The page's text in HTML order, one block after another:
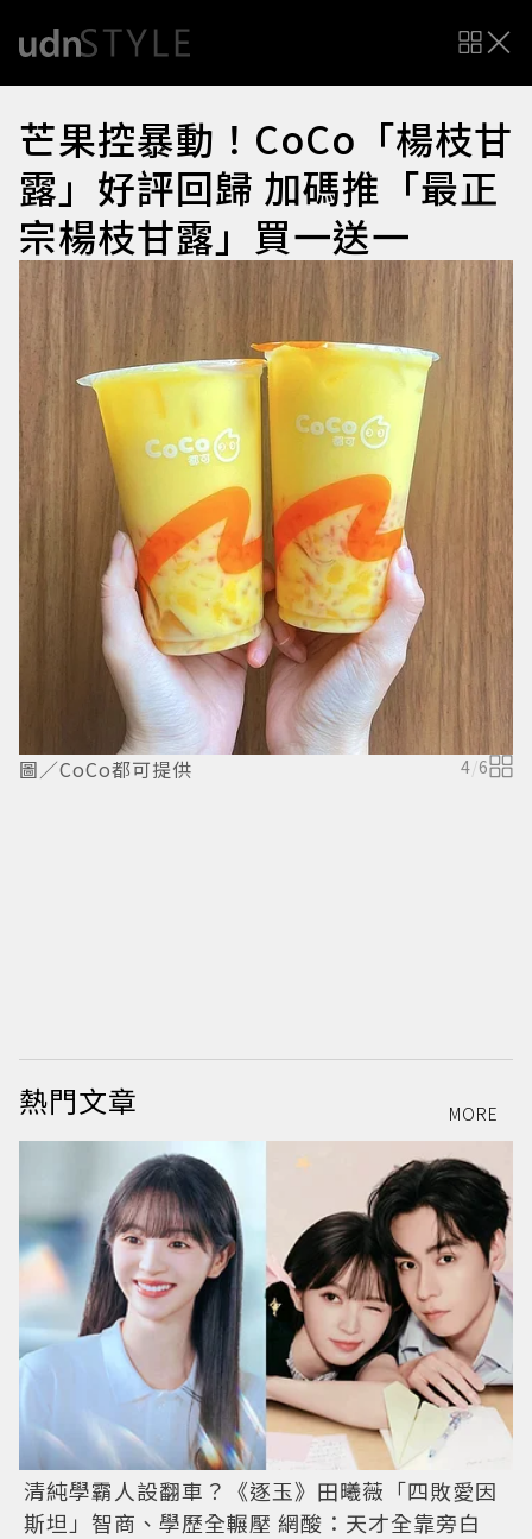
芒果控暴動！CoCo「楊枝甘
露」好評回歸 加碼推「最正
宗楊枝甘露」買一送一
圖／CoCo都可提供 4/6
熱門文章 MORE
清純學霸人設翻車？《逐玉》田曦薇「四敗愛因
斯坦」智商、學歷全輾壓 網酸：天才全靠旁白